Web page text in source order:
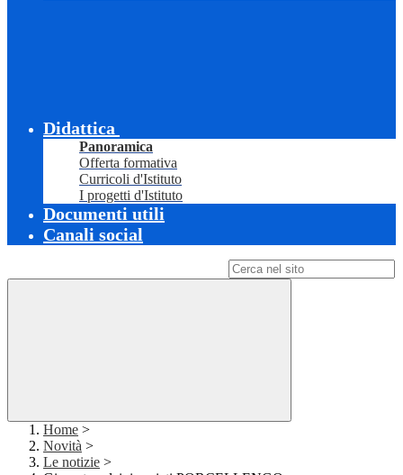
Didattica
Panoramica
Offerta formativa
Curricoli d'Istituto
I progetti d'Istituto
Documenti utili
Canali social
Home >
Novità >
Le notizie >